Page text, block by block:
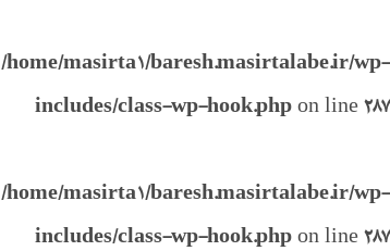
/home/masirta1/baresh.masirtalabe.ir/wp-
includes/class-wp-hook.php on line 287
/home/masirta1/baresh.masirtalabe.ir/wp-
includes/class-wp-hook.php on line 287